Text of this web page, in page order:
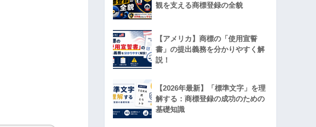
観を支える商標登録の全貌
【アメリカ】商標の「使用宣誓
書」の提出義務を分かりやすく解
説！
【2026年最新】「標準文字」を理
解する：商標登録の成功のための
基礎知識